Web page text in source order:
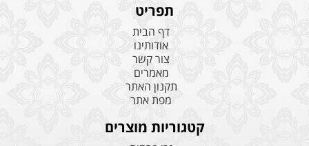
תפריט
דף הבית
אודותינו
צור קשר
מאמרים
תקנון האתר
מפת אתר
קטגוריות מוצרים